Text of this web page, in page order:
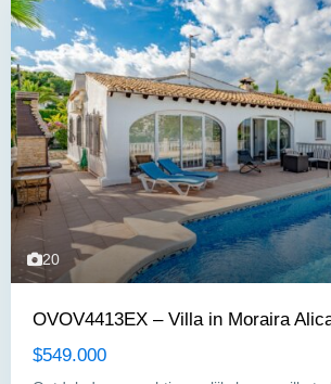
20
OVOV4413EX – Villa in Moraira
$549.000